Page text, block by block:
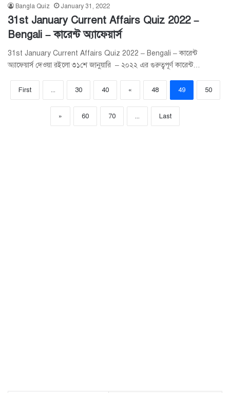
Bangla Quiz January 31, 2022
31st January Current Affairs Quiz 2022 –
Bengali – কারেন্ট অ্যাফেয়ার্স
31st January Current Affairs Quiz 2022 – Bengali – কারেন্ট
অ্যাফেয়ার্স দেওয়া রইলো ৩১শে জানুয়ারি – ২০২২ এর গুরুত্বপূর্ণ কারেন্ট…
First ... 30 40 « 48 49 50
» 60 70 ... Last